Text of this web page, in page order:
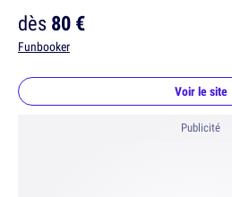
dès80 €
Funbooker
Voir le site
Publicité